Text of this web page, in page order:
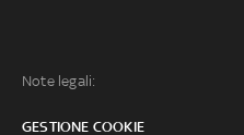
Note legali:
GESTIONE COOKIE